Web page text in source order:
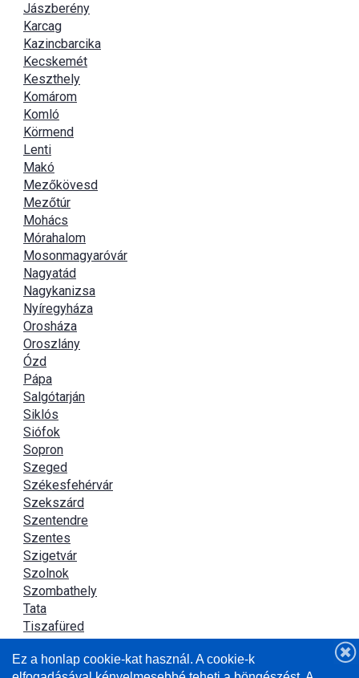
Jászberény
Karcag
Kazincbarcika
Kecskemét
Keszthely
Komárom
Komló
Körmend
Lenti
Makó
Mezőkövesd
Mezőtúr
Mohács
Mórahalom
Mosonmagyaróvár
Nagyatád
Nagykanizsa
Nyíregyháza
Orosháza
Oroszlány
Ózd
Pápa
Salgótarján
Siklós
Siófok
Sopron
Szeged
Székesfehérvár
Szekszárd
Szentendre
Szentes
Szigetvár
Szolnok
Szombathely
Tata
Tiszafüred
Újszász
Ez a honlap cookie-kat használ. A cookie-k